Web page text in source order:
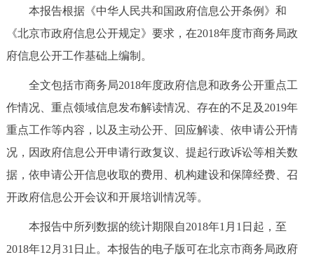
市领导 机构职能 政策服务
政策兑现 政策解读
决策公开 专题公开
政务服务
便民服务 利企服务
中介服务 阳光政务
本报告根据《中华人民共和国政府信息公开条例》和
《北京市政府信息公开规定》要求，在2018年度市商务局政
府信息公开工作基础上编制。
全文包括市商务局2018年度政府信息和政务公开重点工
作情况、重点领域信息发布解读情况、存在的不足及2019年
重点工作等内容，以及主动公开、回应解读、依申请公开情
况，因政府信息公开申请行政复议、提起行政诉讼等相关数
据，依申请公开信息收取的费用、机构建设和保障经费、召
开政府信息公开会议和开展培训情况等。
本报告中所列数据的统计期限自2018年1月1日起，至
2018年12月31日止。本报告的电子版可在北京市商务局政府